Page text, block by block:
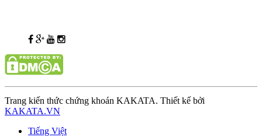
Trang kiến thức chứng khoán KAKATA. Thiết kế bởi
KAKATA.VN
Tiếng Việt